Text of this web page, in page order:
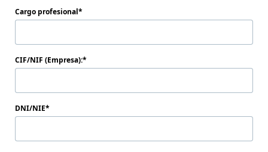
Cargo profesional
CIF/NIF (Empresa):
DNI/NIE